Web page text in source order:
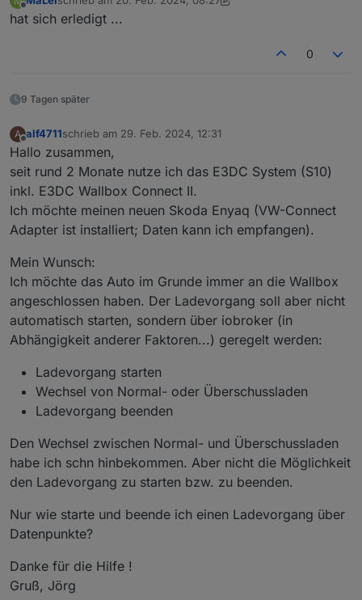
Hast du die Anleitung Charge-Control von Github
gelesen?
Offline zuletzt editiert von MaLei
hat sich erledigt ...
0
9 Tagen später
A
Offline
alf4711schrieb am 29. Feb. 2024, 12:31
zuletzt editiert von
Hallo zusammen,
seit rund 2 Monate nutze ich das E3DC System (S10)
inkl. E3DC Wallbox Connect II.
Ich möchte meinen neuen Skoda Enyaq (VW-Connect
Adapter ist installiert; Daten kann ich empfangen).
Mein Wunsch:
Ich möchte das Auto im Grunde immer an die Wallbox
angeschlossen haben. Der Ladevorgang soll aber nicht
automatisch starten, sondern über iobroker (in
Abhängigkeit anderer Faktoren...) geregelt werden:
Ladevorgang starten
Wechsel von Normal- oder Überschussladen
Ladevorgang beenden
Den Wechsel zwischen Normal- und Überschussladen
habe ich schn hinbekommen. Aber nicht die Möglichkeit
den Ladevorgang zu starten bzw. zu beenden.
Nur wie starte und beende ich einen Ladevorgang über
Datenpunkte?
Danke für die Hilfe !
Gruß, Jörg